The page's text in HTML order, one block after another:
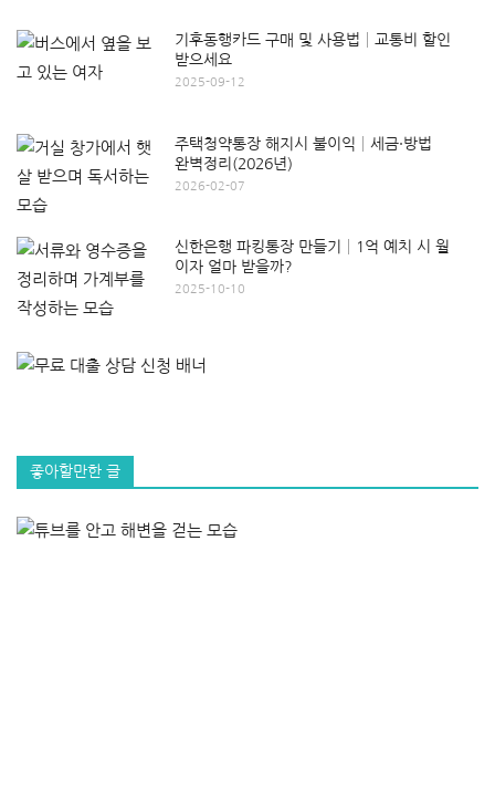
기후동행카드 구매 및 사용법│교통비 할인
받으세요
2025-09-12
주택청약통장 해지시 불이익│세금·방법
완벽정리(2026년)
2026-02-07
신한은행 파킹통장 만들기│1억 예치 시 월
이자 얼마 받을까?
2025-10-10
좋아할만한 글